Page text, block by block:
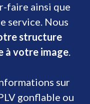
faire ainsi que
service. Nous
structure
à votre image.
sur
gonflable ou